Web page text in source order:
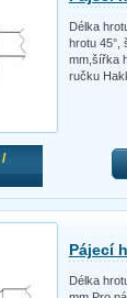
Délka
hrotu 45°,
mm,šířka
ručku
Pájecí
Délka